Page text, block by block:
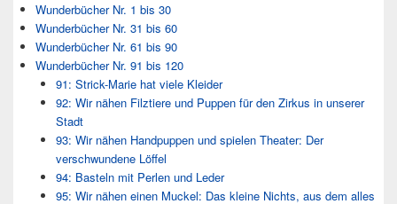
Wunderbücher Nr. 1 bis 30
Wunderbücher Nr. 31 bis 60
Wunderbücher Nr. 61 bis 90
Wunderbücher Nr. 91 bis 120
91: Strick-Marie hat viele Kleider
92: Wir nähen Filztiere und Puppen für den Zirkus in unserer
Stadt
93: Wir nähen Handpuppen und spielen Theater: Der
verschwundene Löffel
94: Basteln mit Perlen und Leder
95: Wir nähen einen Muckel: Das kleine Nichts, aus dem alles